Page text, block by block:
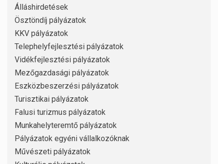
Álláshirdetések
Ösztöndíj pályázatok
KKV pályázatok
Telephelyfejlesztési pályázatok
Vidékfejlesztési pályázatok
Mezőgazdasági pályázatok
Eszközbeszerzési pályázatok
Turisztikai pályázatok
Falusi turizmus pályázatok
Munkahelyteremtő pályázatok
Pályázatok egyéni vállalkozóknak
Művészeti pályázatok